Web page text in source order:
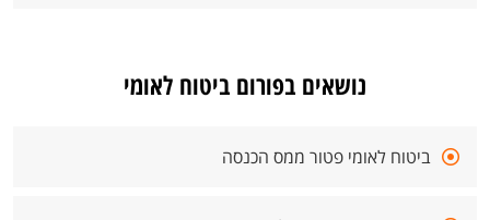
נושאים בפורום ביטוח לאומי
ביטוח לאומי פטור ממס הכנסה